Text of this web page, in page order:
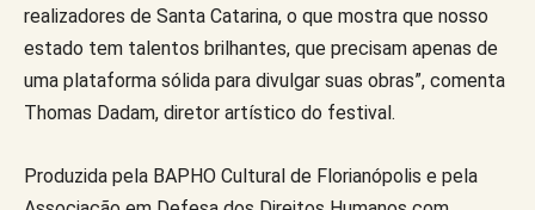
realizadores de Santa Catarina, o que mostra que nosso
estado tem talentos brilhantes, que precisam apenas de
uma plataforma sólida para divulgar suas obras”, comenta
Thomas Dadam, diretor artístico do festival.
Produzida pela BAPHO Cultural de Florianópolis e pela